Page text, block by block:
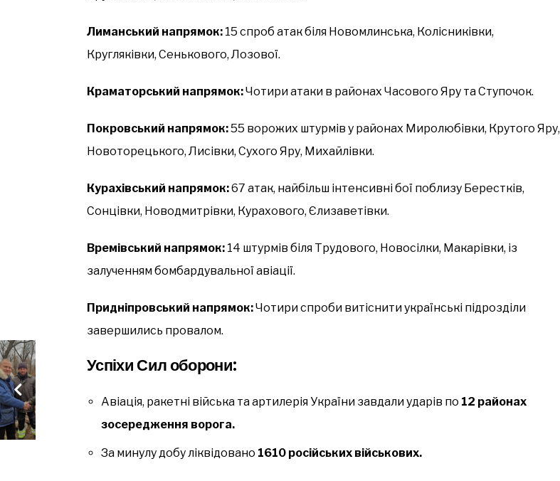
Лиманський напрямок: 15 спроб атак біля Новомлинська, Колісниківки,
Кругляківки, Сенькового, Лозової.
Краматорський напрямок:Чотири атаки в районах Часового Яру та Ступочок.
Покровський напрямок:55 ворожих штурмів у районах Миролюбівки, Крутого Яру,
Новоторецького, Лисівки, Сухого Яру, Михайлівки.
Курахівський напрямок:67 атак, найбільш інтенсивні бої поблизу Берестків,
Сонцівки, Новодмитрівки, Курахового, Єлизаветівки.
Времівський напрямок: 14 штурмів біля Трудового, Новосілки, Макарівки, із
залученням бомбардувальної авіації.
Придніпровський напрямок:Чотири спроби витіснити українські підрозділи
завершились провалом.
Успіхи Сил оборони:
Авіація, ракетні війська та артилерія України завдали ударів по 12 районах
зосередження ворога.
За минулу добу ліквідовано 1610 російських військових.